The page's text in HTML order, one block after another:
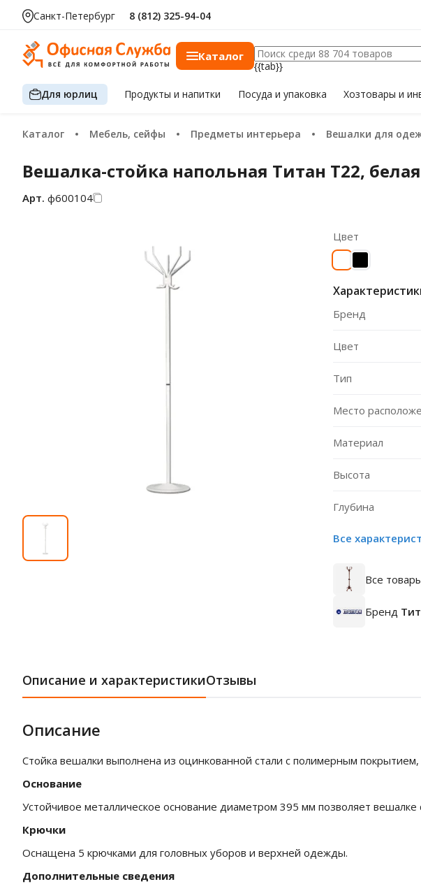
Санкт-Петербург 8 (812) 325-94-04
Каталог
{{tab}}
Для юрлиц Продуктыи напитки Посуда и упаковка Хозтоварыи
Каталог Мебель, сейфы Предметы интерьера Вешалки для
Вешалка-стойка напольная Титан Т22,
Арт. ф600104
Цвет
Бренд
Цвет
Тип
Место
Материал
Высота
Глубина
Все
Все
Бренд
Описание и характеристикиОтзывы
Описание
Стойка вешалки выполнена из оцинкованной стали с полимерным
Основание
Устойчивое металлическое основание диаметром 395 мм позволяет
Крючки
Оснащена 5 крючками для головных уборов и верхней одежды.
Дополнительные сведения